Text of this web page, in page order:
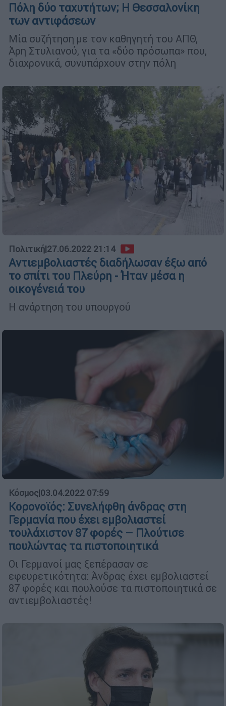
Πόλη δύο ταχυτήτων; Η Θεσσαλονίκη
των αντιφάσεων
Μία συζήτηση με τον καθηγητή του ΑΠΘ,
Άρη Στυλιανού, για τα «δύο πρόσωπα» που,
διαχρονικά, συνυπάρχουν στην πόλη
Πολιτική|27.06.2022 21:14
Αντιεμβολιαστές διαδήλωσαν έξω από
το σπίτι του Πλεύρη - Ήταν μέσα η
οικογένειά του
Η ανάρτηση του υπουργού
Κόσμος|03.04.2022 07:59
Κορονοϊός: Συνελήφθη άνδρας στη
Γερμανία που έχει εμβολιαστεί
τουλάχιστον 87 φορές – Πλούτισε
πουλώντας τα πιστοποιητικά
Οι Γερμανοί μας ξεπέρασαν σε
εφευρετικότητα: Άνδρας έχει εμβολιαστεί
87 φορές και πουλούσε τα πιστοποιητικά σε
αντιεμβολιαστές!